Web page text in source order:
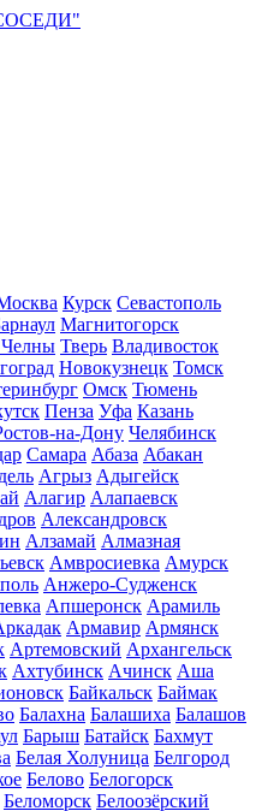
Курск Севастополь
Магнитогорск
Тверь Владивосток
Новокузнецк Томск
Омск Тюмень
Пенза Уфа Казань
на-Дону Челябинск
Самара Абаза Абакан
Агрыз Адыгейск
Алагир Алапаевск
Александровск
Алзамай Алмазная
Амвросиевка Амурск
Анжеро-Судженск
Апшеронск Арамиль
Армавир Армянск
Артемовский Архангельск
Ахтубинск Ачинск Аша
Байкальск Баймак
Балахна Балашиха Балашов
Барыш Батайск Бахмут
Белая Холуница Белгород
Белово Белогорск
Беломорск Белоозёрский